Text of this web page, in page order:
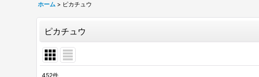
ホーム > ピカチュウ
ピカチュウ
452件